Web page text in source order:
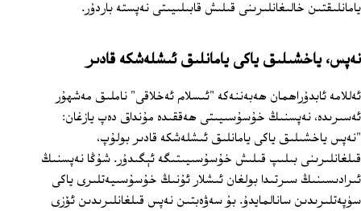
يامانلىقتىن خالىغانلىرىنى قىلىش قابىلىيىتى نەپستە باردۇر.
نەپس، ياخشىلىق ياكى يامانلىق ئىشلەشكە قادىر
ئەللامە ئابدۇراھمان ھەبەننەكە "ئىسلام ئەخلاقى" ناملىق مەشھۇر
ئەسىرىدە، نەپسنىڭ خۇسۇسىيىتى ھەققىدە مۇنداق دەپ يازغان:
"نەپس ياخشىلىق ياكى يامانلىق ئىشلەشكە قادىر بولۇپ،
قىلغانلىرىنى بىلىپ قىلىش خۇسۇسىيىتىگە ئېگىدۇر. شۇڭا نەپسنىڭ
ئىرادىسىنىڭ سىرتىدا بولغان ئىشلار ئۇنىڭ خۇسۇسىيەتلىرى ياكى
سۈپەتلىرىدىن سانالمايدۇ. بۇ سەۋەبتىن نەپس قىلغانلىرىدىن ئۆزى